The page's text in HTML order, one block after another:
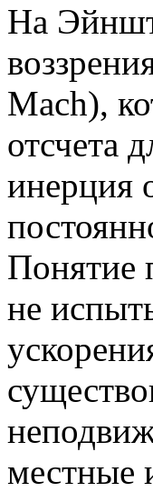
На
Mach),
отсчета
инерция
Понятие
не
местные